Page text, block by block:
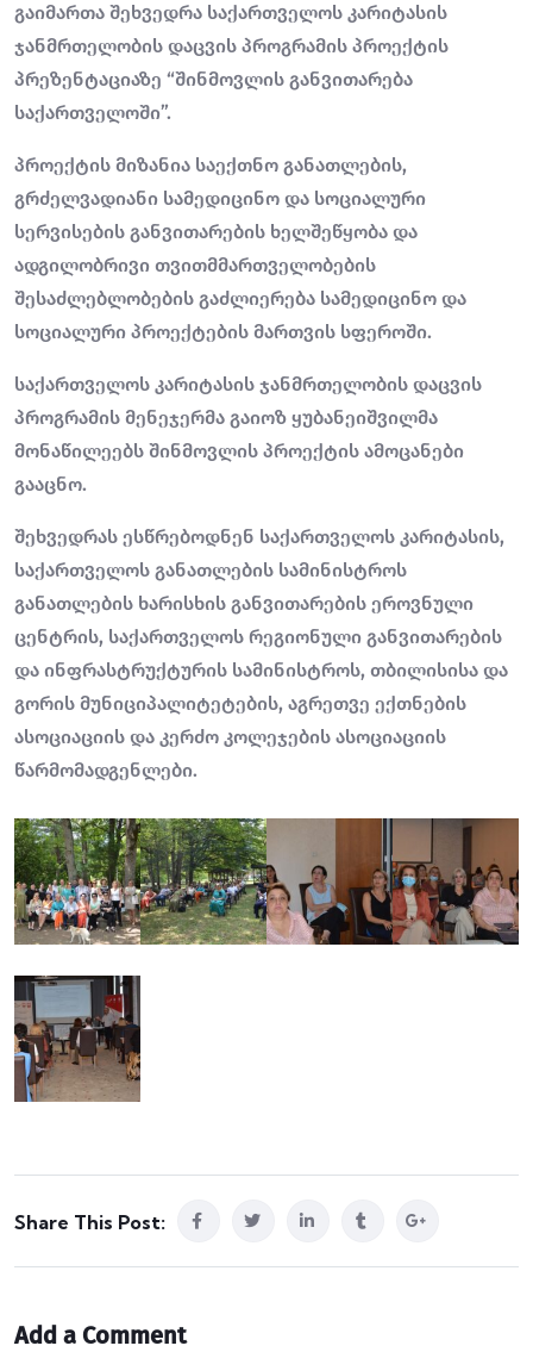
გაიმართა შეხვედრა საქართველოს კარიტასის
ჯანმრთელობის დაცვის პროგრამის პროექტის
პრეზენტაციაზე “შინმოვლის განვითარება
საქართველოში”.
პროექტის მიზანია საექთნო განათლების,
გრძელვადიანი სამედიცინო და სოციალური
სერვისების განვითარების ხელშეწყობა და
ადგილობრივი თვითმმართველობების
შესაძლებლობების გაძლიერება სამედიცინო და
სოციალური პროექტების მართვის სფეროში.
საქართველოს კარიტასის ჯანმრთელობის დაცვის
პროგრამის მენეჯერმა გაიოზ ყუბანეიშვილმა
მონაწილეებს შინმოვლის პროექტის ამოცანები
გააცნო.
შეხვედრას ესწრებოდნენ საქართველოს კარიტასის,
საქართველოს განათლების სამინისტროს
განათლების ხარისხის განვითარების ეროვნული
ცენტრის, საქართველოს რეგიონული განვითარების
და ინფრასტრუქტურის სამინისტროს, თბილისისა და
გორის მუნიციპალიტეტების, აგრეთვე ექთნების
ასოციაციის და კერძო კოლეჯების ასოციაციის
წარმომადგენლები.
Share This Post:
Add a Comment